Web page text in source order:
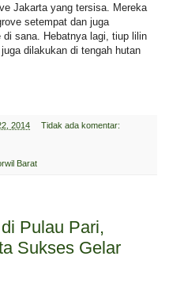
Jakarta yang tersisa. Mereka
setempat dan juga
di sana. Hebatnya lagi, tiup lilin
dilakukan di tengah hutan
2014 Tidak ada komentar:
Barat
Pulau Pari,
Sukses Gelar